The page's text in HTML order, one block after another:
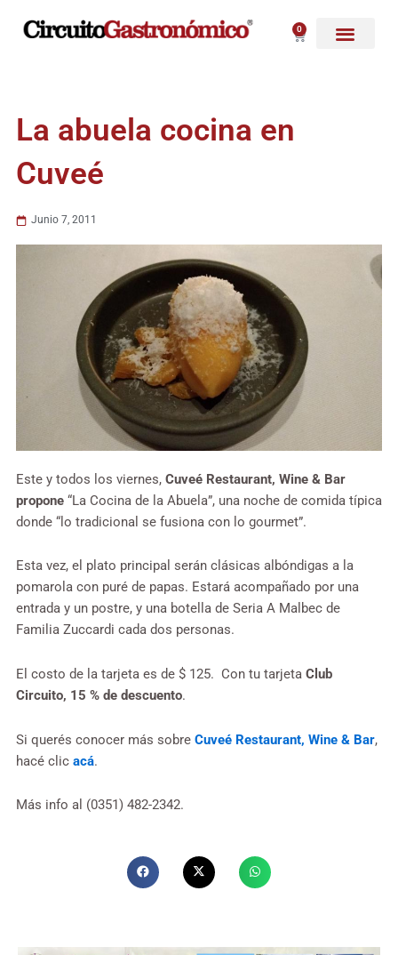
0
Carrito
La abuela cocina en
Cuveé
Junio 7, 2011
Este y todos los viernes, Cuveé Restaurant, Wine & Bar
propone “La Cocina de la Abuela”, una noche de comida típica
donde “lo tradicional se fusiona con lo gourmet”.
Esta vez, el plato principal serán clásicas albóndigas a la
pomarola con puré de papas. Estará acompañado por una
entrada y un postre, y una botella de Seria A Malbec de
Familia Zuccardi cada dos personas.
El costo de la tarjeta es de $ 125. Con tu tarjeta Club
Circuito, 15 % de descuento.
Si querés conocer más sobre Cuveé Restaurant, Wine & Bar,
hacé clic acá.
Más info al (0351) 482-2342.